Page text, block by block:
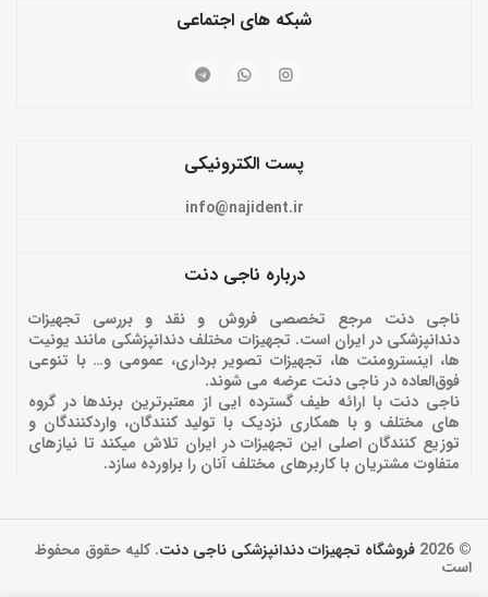
شبکه های اجتماعی
پست الکترونیکی
info@najident.ir
درباره ناجی دنت
ناجی دنت مرجع تخصصی فروش و نقد و بررسی تجهیزات
دندانپزشکی در ایران است. تجهیزات مختلف دندانپزشکی مانند یونیت
ها، اینسترومنت ها، تجهیزات تصویر برداری، عمومی و… با تنوعی
فوق‌العاده در ناجی دنت عرضه می شوند.
ناجی دنت با ارائه‌ طیف گسترده ایی از معتبرترین برندها در گروه
های مختلف و با همکاری نزدیک با تولید کنندگان، واردکنندگان و
توزیع کنندگان اصلی این تجهیزات در ایران تلاش میکند تا نیازهای
متفاوت مشتریان با کاربرهای مختلف آنان را براورده سازد.
© 2026 فروشگاه تجهیزات دندانپزشکی ناجی دنت. کلیه حقوق محفوظ
است